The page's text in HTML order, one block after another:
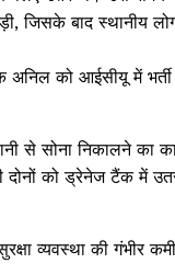
जिसके बाद स्थानीय
को आईसीयू में
से सोना निकालने
को ड्रेनेज टैंक में
व्यवस्था की गंभीर